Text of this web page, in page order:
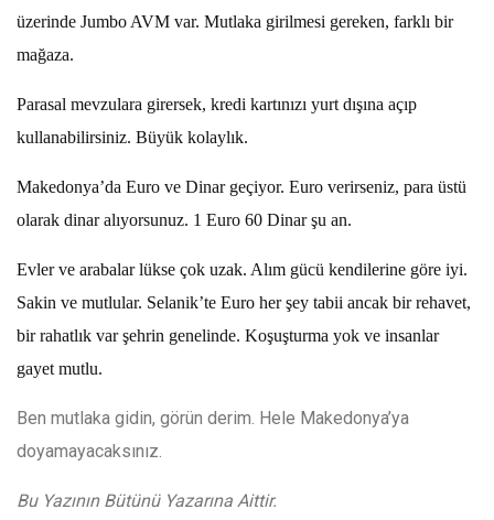
üzerinde Jumbo AVM var. Mutlaka girilmesi gereken, farklı bir
mağaza.
Parasal mevzulara girersek, kredi kartınızı yurt dışına açıp
kullanabilirsiniz. Büyük kolaylık.
Makedonya’da Euro ve Dinar geçiyor. Euro verirseniz, para üstü
olarak dinar alıyorsunuz. 1 Euro 60 Dinar şu an.
Evler ve arabalar lükse çok uzak. Alım gücü kendilerine göre iyi.
Sakin ve mutlular. Selanik’te Euro her şey tabii ancak bir rehavet,
bir rahatlık var şehrin genelinde. Koşuşturma yok ve insanlar
gayet mutlu.
Ben mutlaka gidin, görün derim. Hele Makedonya’ya
doyamayacaksınız.
Bu Yazının Bütünü Yazarına Aittir.